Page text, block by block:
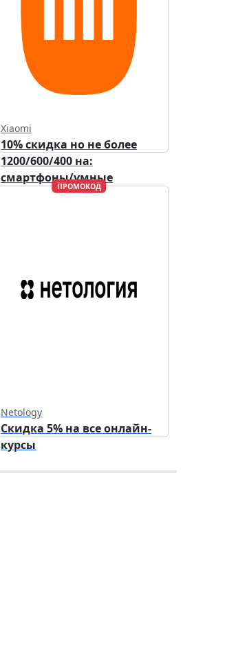
Xiaomi
10% скидка но не более
1200/600/400 на:
смартфоны/умные
устройства/аксессуары.
ПРОМОКОД
Netology
Скидка 5% на все онлайн-
курсы